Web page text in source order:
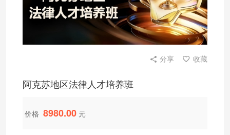
分享 收藏
阿克苏地区法律人才培养班
价格 8980.00 元